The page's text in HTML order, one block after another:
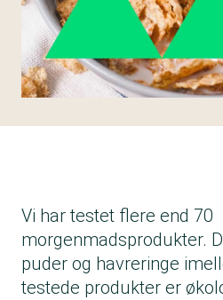
Vi har testet flere end 70
morgenmadsprodukter.
puder og havreringe
testede produkter er